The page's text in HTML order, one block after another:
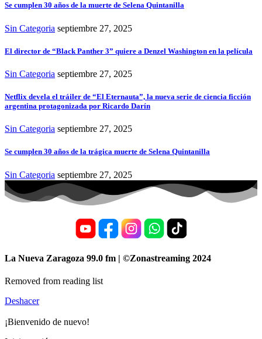
Se cumplen 30 años de la muerte de Selena Quintanilla
Sin Categoria septiembre 27, 2025
El director de “Black Panther 3” quiere a Denzel Washington en la película
Sin Categoria septiembre 27, 2025
Netflix devela el tráiler de “El Eternauta”, la nueva serie de ciencia ficción
argentina protagonizada por Ricardo Darín
Sin Categoria septiembre 27, 2025
Se cumplen 30 años de la trágica muerte de Selena Quintanilla
Sin Categoria septiembre 27, 2025
La Nueva Zaragoza 99.0 fm | ©Zonastreaming 2024
Removed from reading list
Deshacer
¡Bienvenido de nuevo!